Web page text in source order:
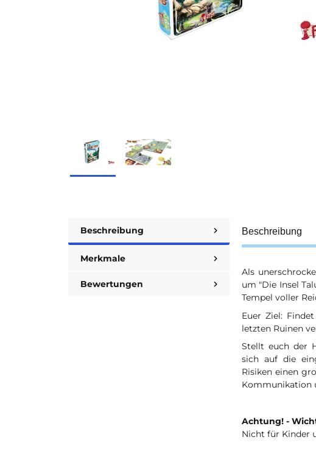
Beschreibung
Merkmale
Bewertungen
Beschreibung
Als
um "Die Insel
Tempel voller
Euer Ziel:
letzten Ruinen
Stellt euch der
sich auf die
Risiken einen
Kommunikation
Achtung! -
Nicht für Kinder